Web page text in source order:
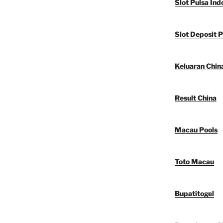
Slot Pulsa
Slot Deposit
Keluaran
Result China
Macau Pools
Toto Macau
Bupatitogel